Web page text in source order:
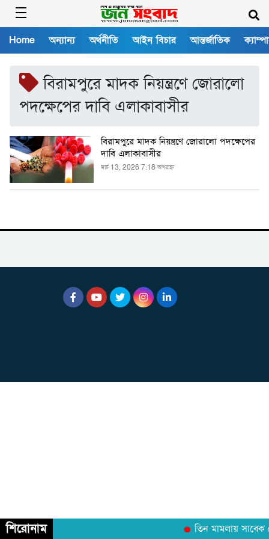
Home অন্যান্য অর্থনীতি আইন বিচার আন্তর্জাতিক
বিরামপুরে মাদক নিয়ন্ত্রণে জোরালো
পদক্ষেপের দাবি এলাকাবাসীর
বিরামপুরে মাদক নিয়ন্ত্রণে জোরালো পদক্ষেপের
দাবি এলাকাবাসীর
মার্চ 13, 2026 7:18 অপরাহ্ন
শিরোনাম তিন মামলায় সাবেক